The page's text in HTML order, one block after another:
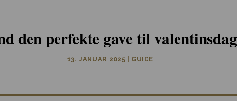
den perfekte gave til valentinsdag
13. JANUAR 2025 GUIDE